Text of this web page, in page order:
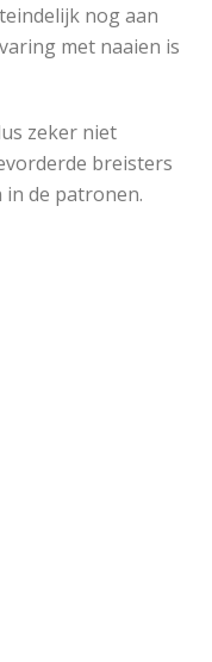
nog aan
met naaien is
zeker niet
breisters
de patronen.